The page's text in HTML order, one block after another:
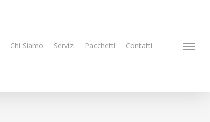
Chi Siamo Servizi Pacchetti Contatti Menu